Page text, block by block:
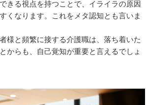
きる視点を持つことで、イライラの原因
くなります。これをメタ認知とも言いま
様と頻繁に接する介護職は、落ち着いた
からも、自己覚知が重要と言えるでしょ